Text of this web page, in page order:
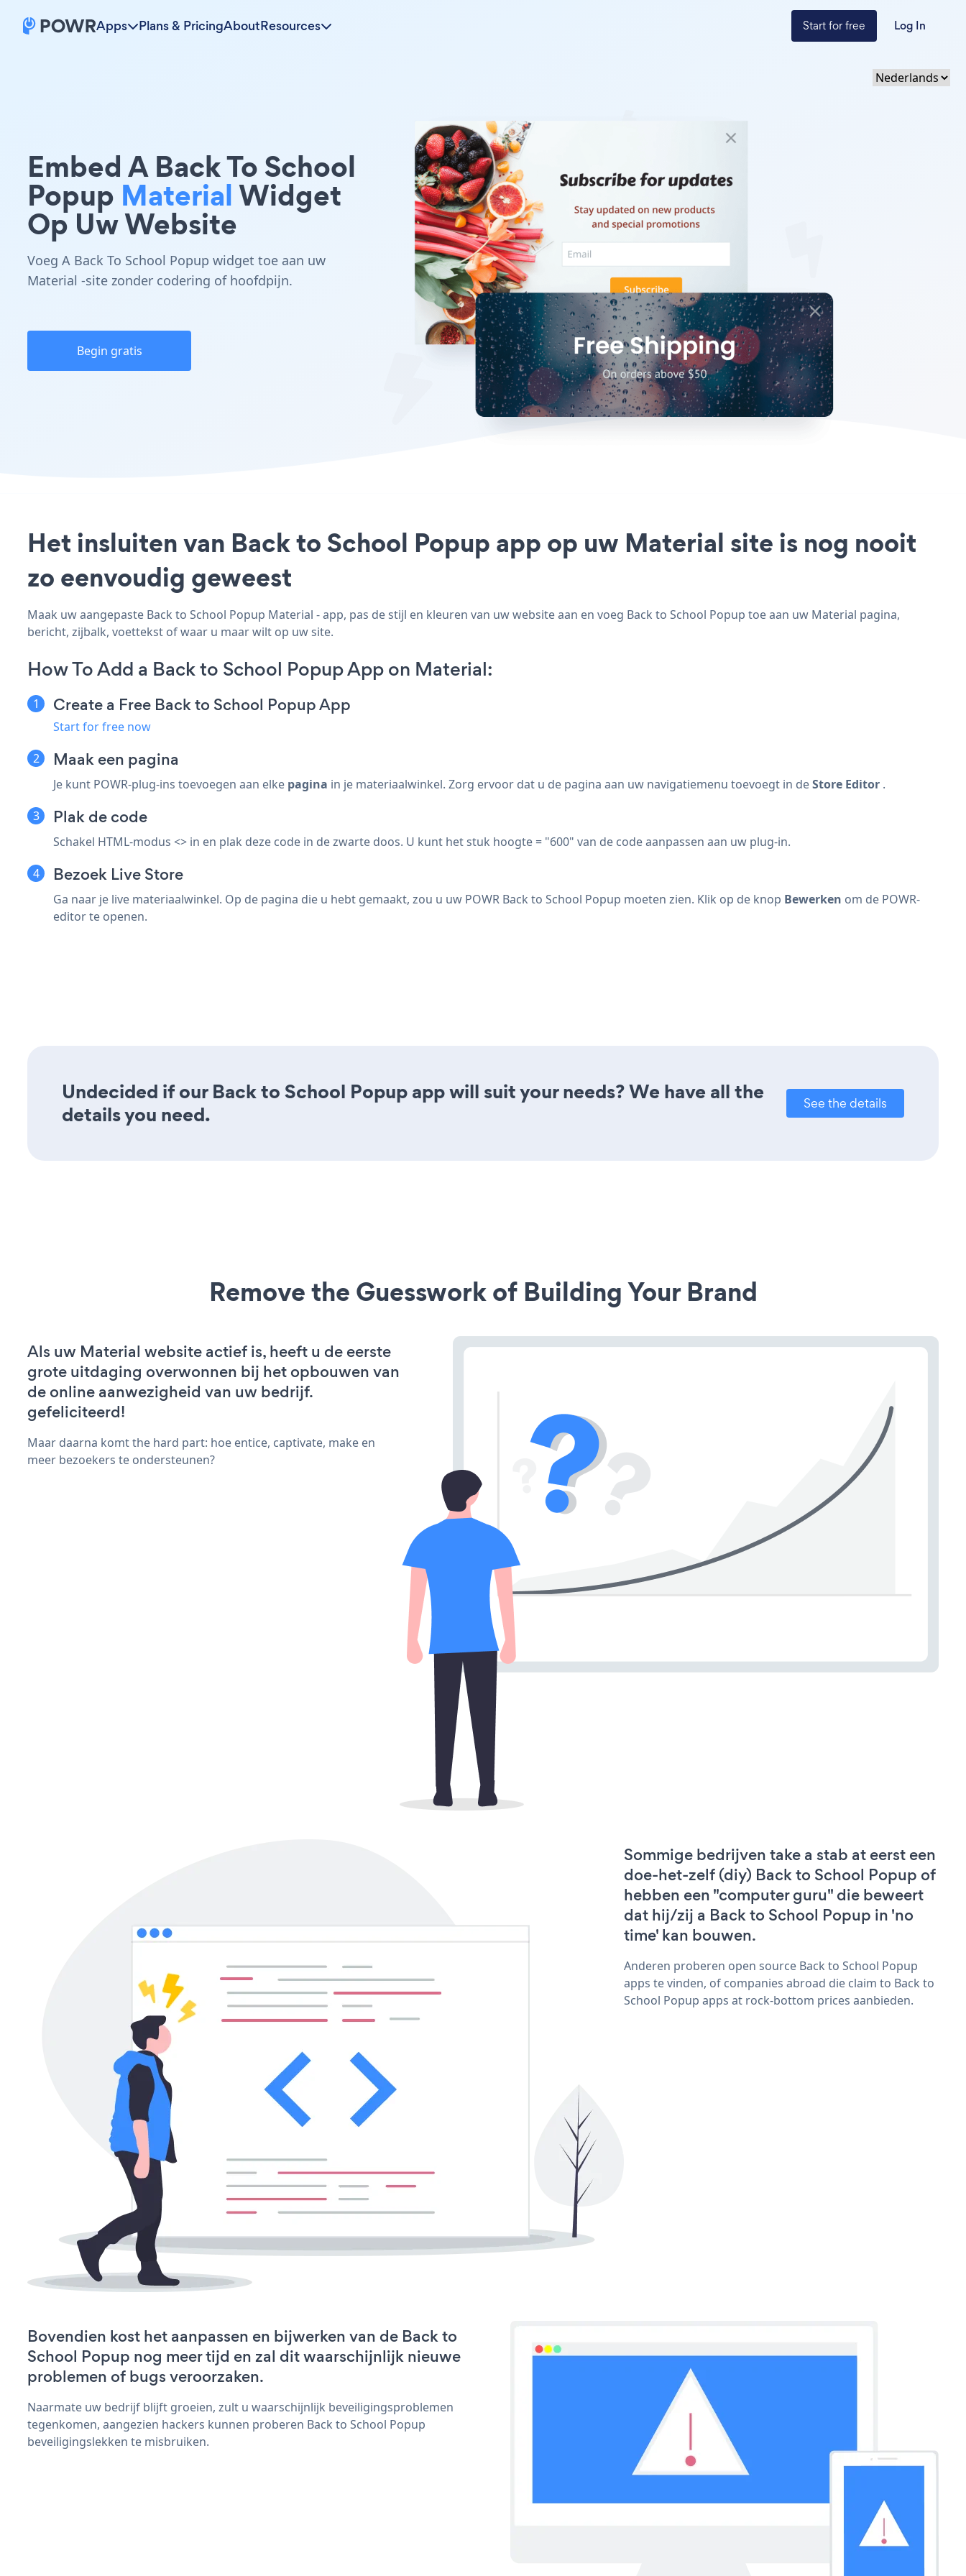
Apps Plans & PricingAboutResources Start for free Log In
Embed A Back To School
Popup MaterialWidget
Op Uw Website
Voeg A Back To School Popup widget toe aan uw
Material -site zonder codering of hoofdpijn.
Begin gratis
Het insluiten van Back to School Popup app op uw Material site is nog nooit
zo eenvoudig geweest
Maak uw aangepaste Back to School Popup Material - app, pas de stijl en kleuren van uw website aan en voeg Back to School Popup toe aan uw Material pagina,
bericht, zijbalk, voettekst of waar u maar wilt op uw site.
How To Add a Back to School Popup App on Material:
Create a Free Back to School Popup App
Start for free now
Maak een pagina
Je kunt POWR-plug-ins toevoegen aan elke pagina in je materiaalwinkel. Zorg ervoor dat u de pagina aan uw navigatiemenu toevoegt in deStore Editor .
Plak de code
Schakel HTML-modus <> in en plak deze code in de zwarte doos. U kunt het stuk hoogte = "600" van de code aanpassen aan uw plug-in.
Bezoek Live Store
Ga naar je live materiaalwinkel. Op de pagina die u hebt gemaakt, zou u uw POWR Back to School Popup moeten zien. Klik op de knop Bewerken om de POWR-
editor te openen.
Undecided if our Back to School Popup app will suit your needs? We have all the
details you need.
See the details
Remove the Guesswork of Building Your Brand
Als uw Material website actief is, heeft u de eerste
grote uitdaging overwonnen bij het opbouwen van
de online aanwezigheid van uw bedrijf.
gefeliciteerd!
Maar daarna komt the hard part: hoe entice, captivate, make en
meer bezoekers te ondersteunen?
Sommige bedrijven take a stab at eerst een
doe-het-zelf (diy) Back to School Popup of
hebben een "computer guru" die beweert
dat hij/zij a Back to School Popup in 'no
time' kan bouwen.
Anderen proberen open source Back to School Popup
apps te vinden, of companies abroad die claim to Back to
School Popup apps at rock-bottom prices aanbieden.
Bovendien kost het aanpassen en bijwerken van de Back to
School Popup nog meer tijd en zal dit waarschijnlijk nieuwe
problemen of bugs veroorzaken.
Naarmate uw bedrijf blijft groeien, zult u waarschijnlijk beveiligingsproblemen
tegenkomen, aangezien hackers kunnen proberen Back to School Popup
beveiligingslekken te misbruiken.